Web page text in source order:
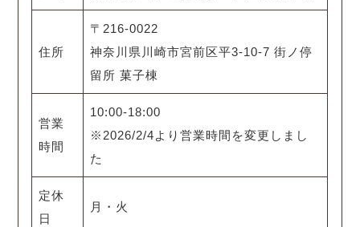
住所
〒216-0022
神奈川県川崎市宮前区平3-10-7 街ノ停
留所 菓子棟
営業
時間
10:00-18:00
※2026/2/4より営業時間を変更しまし
た
定休
日
月・火